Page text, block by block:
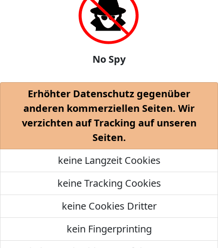
No Spy
Erhöhter Datenschutz gegenüber
anderen kommerziellen Seiten. Wir
verzichten auf Tracking auf unseren
Seiten.
keine Langzeit Cookies
keine Tracking Cookies
keine Cookies Dritter
kein Fingerprinting